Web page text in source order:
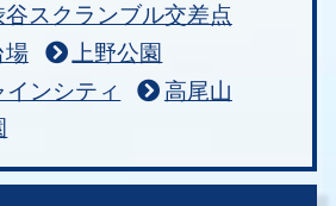
谷スクランブル交差点
場
上野公園
ンシティ
高尾山